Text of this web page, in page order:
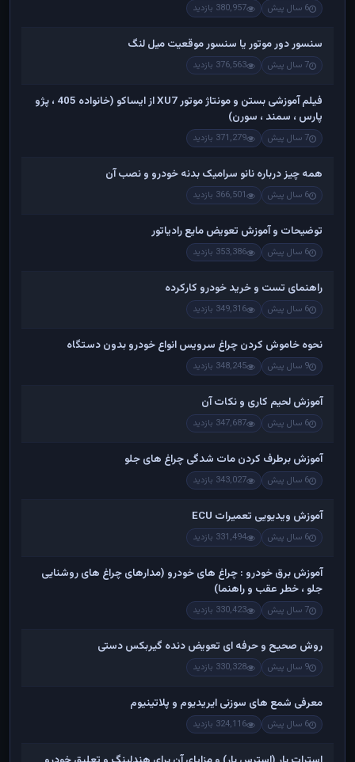
6 سال پیش 380,957 بازدید
سنسور دور موتور یا سنسور موقعیت میل لنگ
7 سال پیش 376,563 بازدید
فیلم آموزشی بستن و مونتاژ موتور XU7 از ایساکو (خانواده 405 ، پژو
پارس ، سمند ، سورن)
7 سال پیش 371,279 بازدید
همه چیز درباره نانو سرامیک بدنه خودرو و نصب آن
6 سال پیش 366,501 بازدید
توضیحات و آموزش تعویض مایع رادیاتور
6 سال پیش 353,386 بازدید
راهنمای تست و خريد خودرو کارکرده
6 سال پیش 349,316 بازدید
نحوه خاموش کردن چراغ سرویس انواع خودرو بدون دستگاه
9 سال پیش 348,245 بازدید
آموزش لحیم کاری و نکات آن
6 سال پیش 347,687 بازدید
آموزش برطرف کردن مات شدگی چراغ های جلو
6 سال پیش 343,027 بازدید
آموزش ویدیویی تعمیرات ECU
6 سال پیش 331,494 بازدید
آموزش برق خودرو : چراغ های خودرو (مدارهای چراغ های روشنایی
جلو ، خطر عقب و راهنما)
7 سال پیش 330,423 بازدید
روش صحیح و حرفه ای تعویض دنده گیربکس دستی
9 سال پیش 330,328 بازدید
معرفی شمع های سوزنی ایریدیوم و پلاتینیوم
6 سال پیش 324,116 بازدید